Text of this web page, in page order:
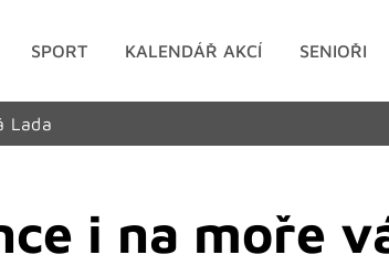
SPORT KALENDÁŘ AKCÍ SENIOŘI
Lada
i na moře